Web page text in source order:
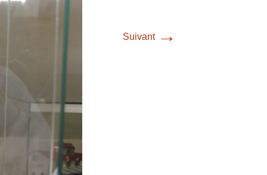
Suivant →